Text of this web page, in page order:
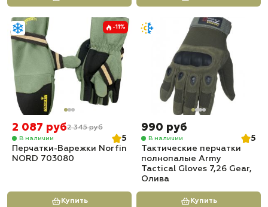
-11%
2 087 руб2 345 руб
В наличии
5
Перчатки-Варежки Norfin
NORD 703080
Купить
990 руб
В наличии
5
Тактические перчатки
полнопалые Army
Tactical Gloves 7,26 Gear,
Олива
Купить